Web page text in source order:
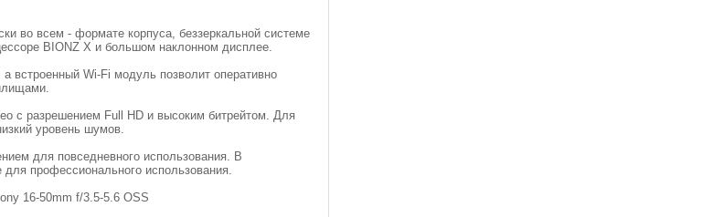
во всем - формате корпуса, беззеркальной системе
BIONZ X и большом наклонном дисплее.
встроенный Wi-Fi модуль позволит оперативно
с разрешением Full HD и высоким битрейтом. Для
уровень шумов.
для повседневного использования. В
профессионального использования.
16-50mm f/3.5-5.6 OSS